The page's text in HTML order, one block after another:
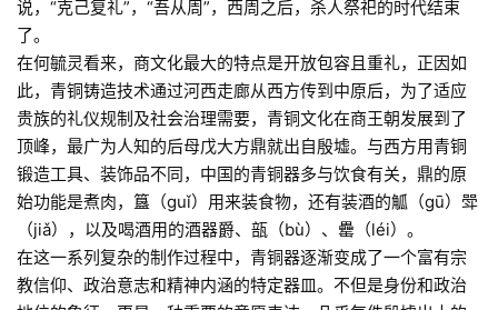
说，“克己复礼”，“吾从周”，西周之后，杀人祭祀的时代结束
了。
在何毓灵看来，商文化最大的特点是开放包容且重礼，正因如
此，青铜铸造技术通过河西走廊从西方传到中原后，为了适应
贵族的礼仪规制及社会治理需要，青铜文化在商王朝发展到了
顶峰，最广为人知的后母戊大方鼎就出自殷墟。与西方用青铜
锻造工具、装饰品不同，中国的青铜器多与饮食有关，鼎的原
始功能是煮肉，簋（guǐ）用来装食物，还有装酒的觚（gū）斝
（jiǎ），以及喝酒用的酒器爵、瓿（bù）、罍（léi）。
在这一系列复杂的制作过程中，青铜器逐渐变成了一个富有宗
教信仰、政治意志和精神内涵的特定器皿。不但是身份和政治